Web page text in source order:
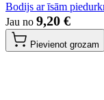
Bodijs ar īsām
Jau no 9,20 €
Pievienot grozam